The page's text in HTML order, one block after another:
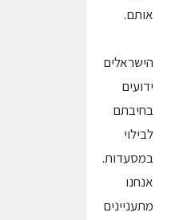
אותם.
הישראלים
ידועים
בחיבתם
לבילוי
במסעדות.
אנחנו
מתעניינים